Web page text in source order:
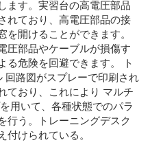
ます。実習台の高電圧部品
れており、高電圧部品の接
開けることができます。
圧部品やケーブルが損傷す
る危険を回避できます。
ト
回路図がスプレーで印刷され
ており、これにより マルチ
用いて、各種状態でのパラ
行う。トレーニングデスク
けられている。